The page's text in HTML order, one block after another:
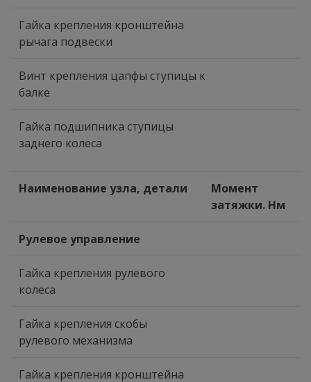
Гайка крепления кронштейна
рычага подвески
Винт крепления цапфы ступицы к
балке
Гайка подшипника ступицы
заднего колеса
Наименование узла, детали
Момент
затяжки. Нм
Рулевое управление
Гайка крепления рулевого
колеса
Гайка крепления скобы
рулевого механизма
Гайка крепления кронштейна